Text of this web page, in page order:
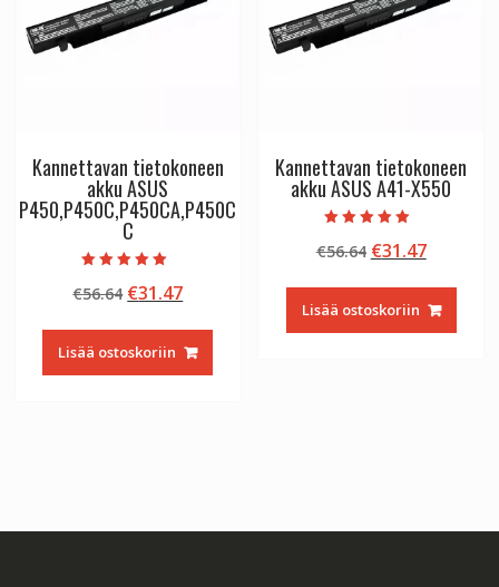
Kannettavan tietokoneen
akku ASUS
P450,P450C,P450CA,P450C
C
tuotteesta:
5.00
€56.64 Alkuperäinen
oli:
€56.64.
€31.47Nykyinen
on:
€31.47.
Lisää ostoskoriin
Kannettavan tietokoneen
akku ASUS A41-X550
tuotteesta:
5.00
€56.64 Alkuperäinen
oli:
€56.64.
€31.47
on:
€31.47.
Lisää ostoskoriin